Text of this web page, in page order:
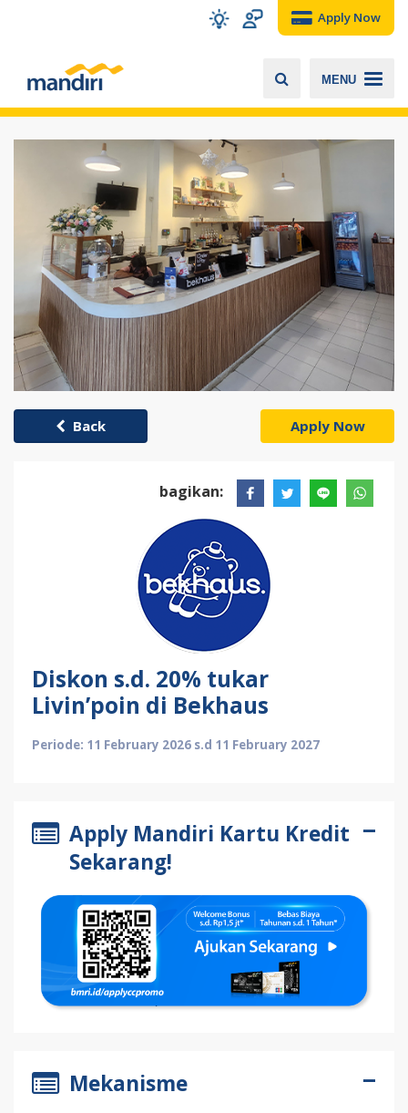
Apply Now
MENU
Back Apply Now
bagikan:
Diskon s.d. 20% tukar
Livin’poin di Bekhaus
Periode: 11 February 2026 s.d 11 February 2027
Apply Mandiri Kartu Kredit
Sekarang!
Mekanisme